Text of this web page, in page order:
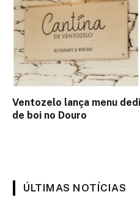
Ventozelo lança menu
de boi no Douro
ÚLTIMAS NOTÍCIAS